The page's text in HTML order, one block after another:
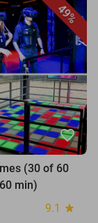
49%
favorite_border
(30 of 60
min)
9.1 star